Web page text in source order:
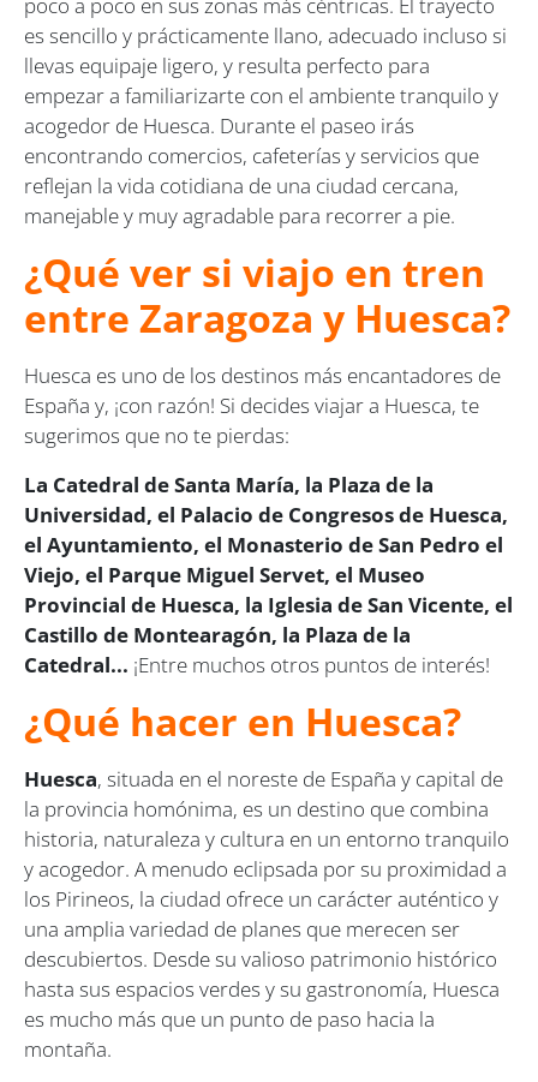
es sencillo y prácticamente llano, adecuado incluso si
llevas equipaje ligero, y resulta perfecto para
empezar a familiarizarte con el ambiente tranquilo y
acogedor de Huesca. Durante el paseo irás
encontrando comercios, cafeterías y servicios que
reflejan la vida cotidiana de una ciudad cercana,
manejable y muy agradable para recorrer a pie.
¿Qué ver si viajo en tren
entre Zaragoza y Huesca?
Huesca es uno de los destinos más encantadores de
España y, ¡con razón! Si decides viajar a Huesca, te
sugerimos que no te pierdas:
La Catedral de Santa María, la Plaza de la
Universidad, el Palacio de Congresos de Huesca,
el Ayuntamiento, el Monasterio de San Pedro el
Viejo, el Parque Miguel Servet, el Museo
Provincial de Huesca, la Iglesia de San Vicente, el
Castillo de Montearagón, la Plaza de la
Catedral... ¡Entre muchos otros puntos de interés!
¿Qué hacer en Huesca?
Huesca, situada en el noreste de España y capital de
la provincia homónima, es un destino que combina
historia, naturaleza y cultura en un entorno tranquilo
y acogedor. A menudo eclipsada por su proximidad a
los Pirineos, la ciudad ofrece un carácter auténtico y
una amplia variedad de planes que merecen ser
descubiertos. Desde su valioso patrimonio histórico
hasta sus espacios verdes y su gastronomía, Huesca
es mucho más que un punto de paso hacia la
montaña.